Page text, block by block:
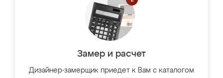
Замер и расчет
Дизайнер-замерщик приедет к Вам с каталогом